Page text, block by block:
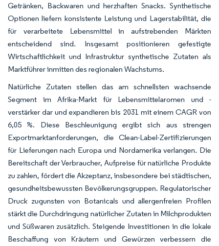
Getränken, Backwaren und herzhaften Snacks. Synthetische
Optionen liefern konsistente Leistung und Lagerstabilität, die
für verarbeitete Lebensmittel in aufstrebenden Märkten
entscheidend sind. Insgesamt positionieren gefestigte
Wirtschaftlichkeit und Infrastruktur synthetische Zutaten als
Marktführer inmitten des regionalen Wachstums.
Natürliche Zutaten stellen das am schnellsten wachsende
Segment im Afrika-Markt für Lebensmittelaromen und -
verstärker dar und expandieren bis 2031 mit einem CAGR von
6,05 %. Diese Beschleunigung ergibt sich aus strengen
Exportmarktanforderungen, die Clean-Label-Zertifizierungen
für Lieferungen nach Europa und Nordamerika verlangen. Die
Bereitschaft der Verbraucher, Aufpreise für natürliche Produkte
zu zahlen, fördert die Akzeptanz, insbesondere bei städtischen,
gesundheitsbewussten Bevölkerungsgruppen. Regulatorischer
Druck zugunsten von Botanicals und allergenfreien Profilen
stärkt die Durchdringung natürlicher Zutaten in Milchprodukten
und Süßwaren zusätzlich. Steigende Investitionen in die lokale
Beschaffung von Kräutern und Gewürzen verbessern die